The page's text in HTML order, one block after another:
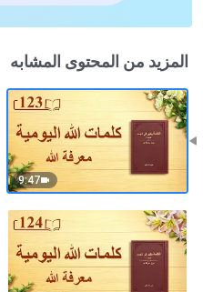
المزيد من المحتوى المشابه
9:47